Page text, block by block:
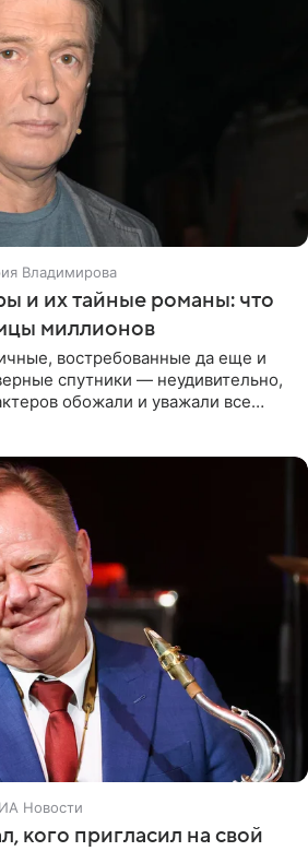
Владимирова
и их тайные романы: что
миллионов
востребованные да еще и
спутники — неудивительно,
обожали и уважали все
Новости
кого пригласил на свой